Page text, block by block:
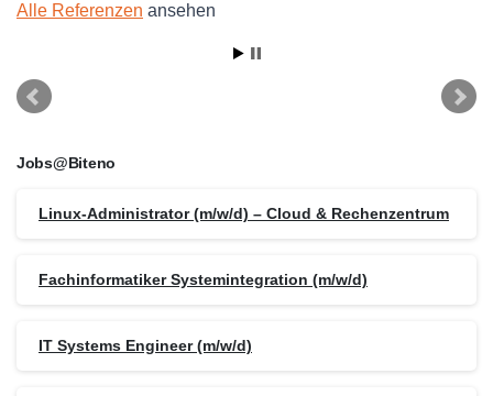
Alle Referenzen ansehen
Jobs@Biteno
Linux-Administrator (m/w/d) – Cloud & Rechenzentrum
Fachinformatiker Systemintegration (m/w/d)
IT Systems Engineer (m/w/d)